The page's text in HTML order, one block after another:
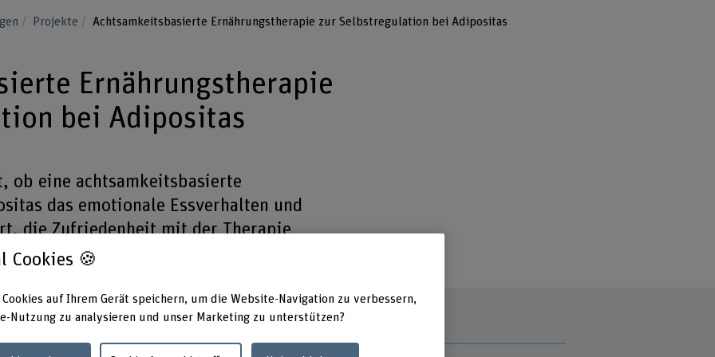
Projekte Achtsamkeitsbasierte Ernährungs­therapie zur Selbstregulation bei Adipositas
Ernährungs­therapie
bei Adipositas
ob eine achtsamkeitsbasierte
das emotionale Essverhalten und
die Zufriedenheit mit der Therapie
reduziert.
Cookies 🍪
auf Ihrem Gerät speichern, um die Website-Navigation zu verbessern,
Nutzung zu analysieren und unser Marketing zu unterstützen?